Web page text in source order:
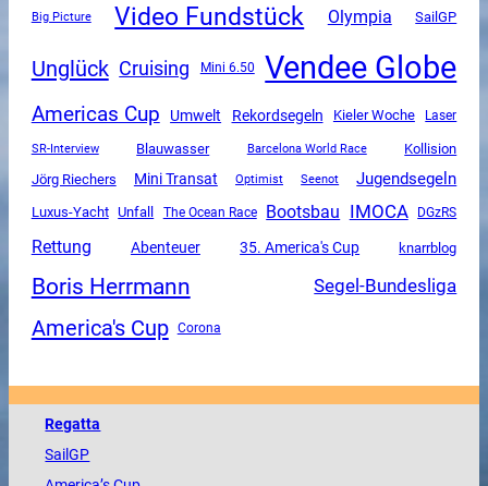
Big Picture Video Fundstück Olympia SailGP
Unglück Cruising Mini 6.50 Vendee Globe
Americas Cup Umwelt Rekordsegeln Kieler Woche Laser
SR-Interview Blauwasser Barcelona World Race
Kollision
Jörg Riechers
Mini Transat Optimist Seenot Jugendsegeln
Luxus-Yacht Unfall The Ocean Race Bootsbau IMOCA DGzRS
Rettung Abenteuer 35. America's Cup knarrblog
Boris Herrmann Segel-Bundesliga
America's Cup Corona
Regatta
SailGP